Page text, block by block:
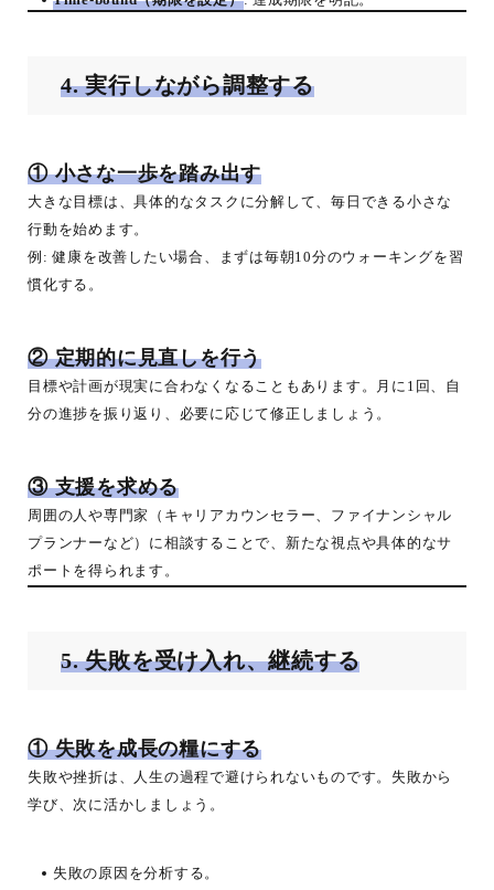
4. 実行しながら調整する
① 小さな一歩を踏み出す
大きな目標は、具体的なタスクに分解して、毎日できる小さな
行動を始めます。
例: 健康を改善したい場合、まずは毎朝10分のウォーキングを習
慣化する。
② 定期的に見直しを行う
目標や計画が現実に合わなくなることもあります。月に1回、自
分の進捗を振り返り、必要に応じて修正しましょう。
③ 支援を求める
周囲の人や専門家（キャリアカウンセラー、ファイナンシャル
プランナーなど）に相談することで、新たな視点や具体的なサ
ポートを得られます。
5. 失敗を受け入れ、継続する
① 失敗を成長の糧にする
失敗や挫折は、人生の過程で避けられないものです。失敗から
学び、次に活かしましょう。
失敗の原因を分析する。